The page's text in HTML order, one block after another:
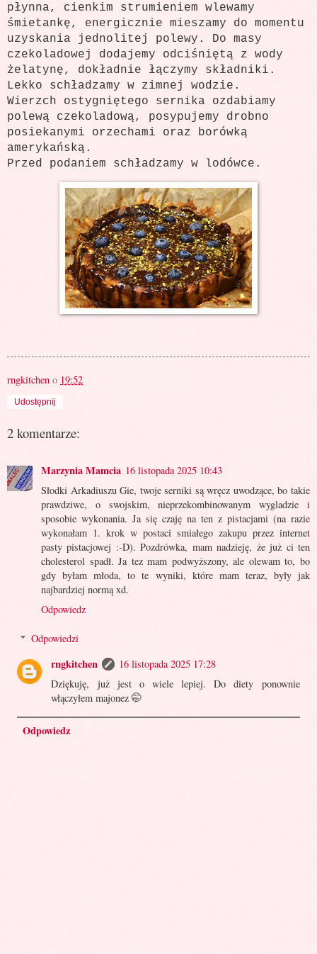
płynna, cienkim strumieniem wlewamy
śmietankę, energicznie mieszamy do momentu
uzyskania jednolitej polewy. Do masy
czekoladowej dodajemy odciśniętą z wody
żelatynę, dokładnie łączymy składniki.
Lekko schładzamy w zimnej wodzie.
Wierzch ostygniętego sernika ozdabiamy
polewą czekoladową, posypujemy drobno
posiekanymi orzechami oraz borówką
amerykańską.
Przed podaniem schładzamy w lodówce.
rngkitchen o 19:52
Udostępnij
2 komentarze:
Marzynia Mamcia 16 listopada 2025 10:43
Słodki Arkadiuszu Gie, twoje serniki są wręcz uwodzące, bo takie
prawdziwe, o swojskim, nieprzekombinowanym wygladzie i
sposobie wykonania. Ja się czaję na ten z pistacjami (na razie
wykonałam 1. krok w postaci smiałego zakupu przez internet
pasty pistacjowej :-D). Pozdrówka, mam nadzieję, że już ci ten
cholesterol spadł. Ja tez mam podwyższony, ale olewam to, bo
gdy byłam młoda, to te wyniki, które mam teraz, były jak
najbardziej normą xd.
Odpowiedz
Odpowiedzi
rngkitchen
16 listopada 2025 17:28
Dziękuję, już jest o wiele lepiej. Do diety ponownie
włączyłem majonez 🤭
Odpowiedz